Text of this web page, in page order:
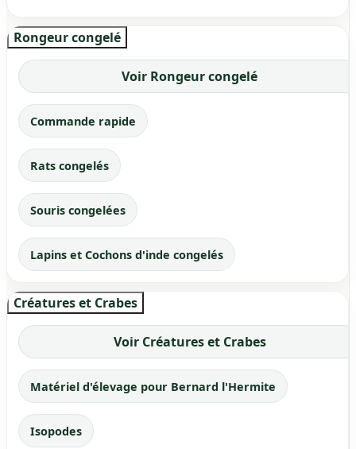
Rongeur congelé
Voir Rongeur congelé
Commande rapide
Rats congelés
Souris congelées
Lapins et Cochons d'inde congelés
Créatures et Crabes
Voir Créatures et Crabes
Matériel d'élevage pour Bernard l'Hermite
Isopodes